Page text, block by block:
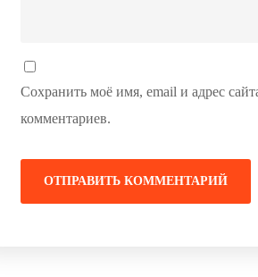
Сохранить моё имя, email и адрес
комментариев.